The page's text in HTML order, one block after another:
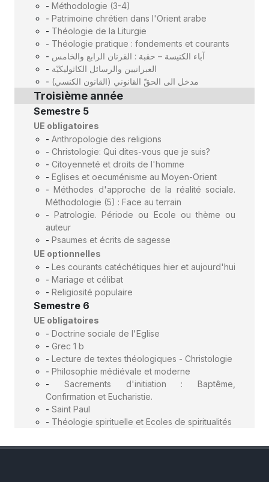
- Méthodologie (3-4)
- Patrimoine chrétien dans l'Orient arabe
- Théologie de la Liturgie
- Théologie pratique : fondements et courants
- آباء الكنيسة – حقبة : القرنان الرابع والخامس
- العبرانيين والرسائل الكاثوليكيّة
- مدخل الى الحقّ القانوني (القانون الكنسي)
Troisième année
Semestre 5
UE obligatoires
- Anthropologie des religions
- Christologie: Qui dites-vous que je suis?
- Citoyenneté et droits de l'homme
- Eglises et oecuménisme au Moyen-Orient
-Méthodes d'approche de la réalité sociale.
Méthodologie (5) : Face au terrain
-Patrologie. Période ou Ecole ou thème ou
auteur
- Psaumes et écrits de sagesse
UE optionnelles
- Les courants catéchétiques hier et aujourd'hui
- Mariage et célibat
- Religiosité populaire
Semestre 6
UE obligatoires
- Doctrine sociale de l'Eglise
- Grec 1 b
- Lecture de textes théologiques - Christologie
- Philosophie médiévale et moderne
- Sacrements d'initiation : Baptême,
Confirmation et Eucharistie.
- Saint Paul
- Théologie spirituelle et Ecoles de spiritualités